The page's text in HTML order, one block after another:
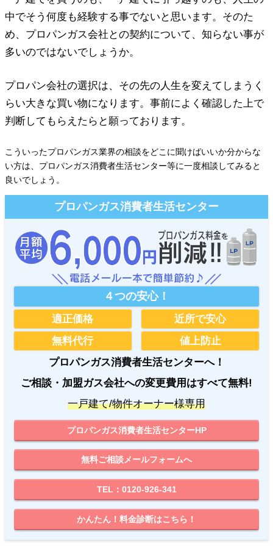
中でそう何度も経験する事でないと思います。そのた
め、プロパンガス会社との契約について、知らない事が
多いのではないでしょうか。
プロパン会社の選択は、その先の人生を変えてしまうく
らい大きな買い物になります。事前によく確認した上で
判断してもらえたらと願っております。
こういったプロパンガス業界の相談をどこに聞けばいいか分からな
い方は、プロパンガス消費者生活センター等に一度相談してみると
良いでしょう。
プロパンガス消費者生活センター
４つの安心！
適正価格
近所で安心
無料代行
値上防止
プロパンガス消費者生活センターへ！
ご相談・加盟ガス会社への変更費用はすべて無料!
一戸建て/物件オーナー様専用
プロパンガス消費者生活センターHP
無料ご相談メールフォームへ
TEL：0120-926-341
かんたん！料金診断はこちら！